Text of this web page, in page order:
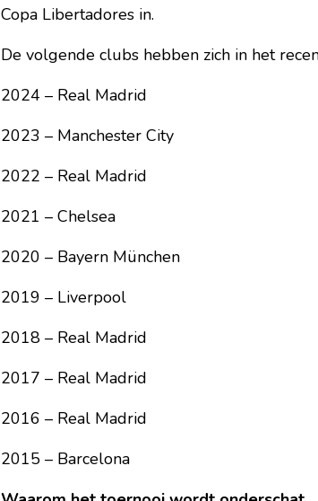
Copa Libertadores in.
De volgende clubs hebben zich in het
2024 – Real Madrid
2023 – Manchester City
2022 – Real Madrid
2021 – Chelsea
2020 – Bayern München
2019 – Liverpool
2018 – Real Madrid
2017 – Real Madrid
2016 – Real Madrid
2015 – Barcelona